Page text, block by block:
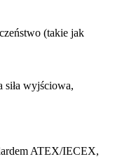
(takie jak
wyjściowa,
ATEX/IECEX,